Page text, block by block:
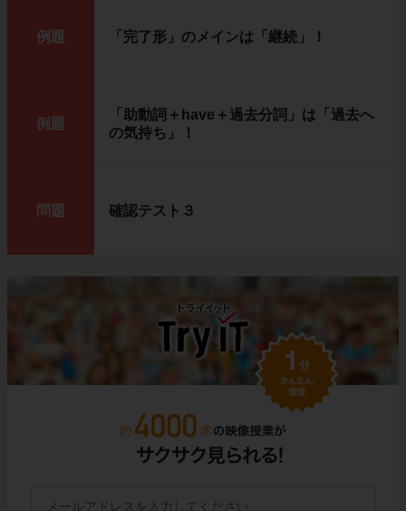
例題 「完了形」のメインは「継続」！
例題
「助動詞＋have＋過去分詞」は「過去へ
の気持ち」！
問題 確認テスト３